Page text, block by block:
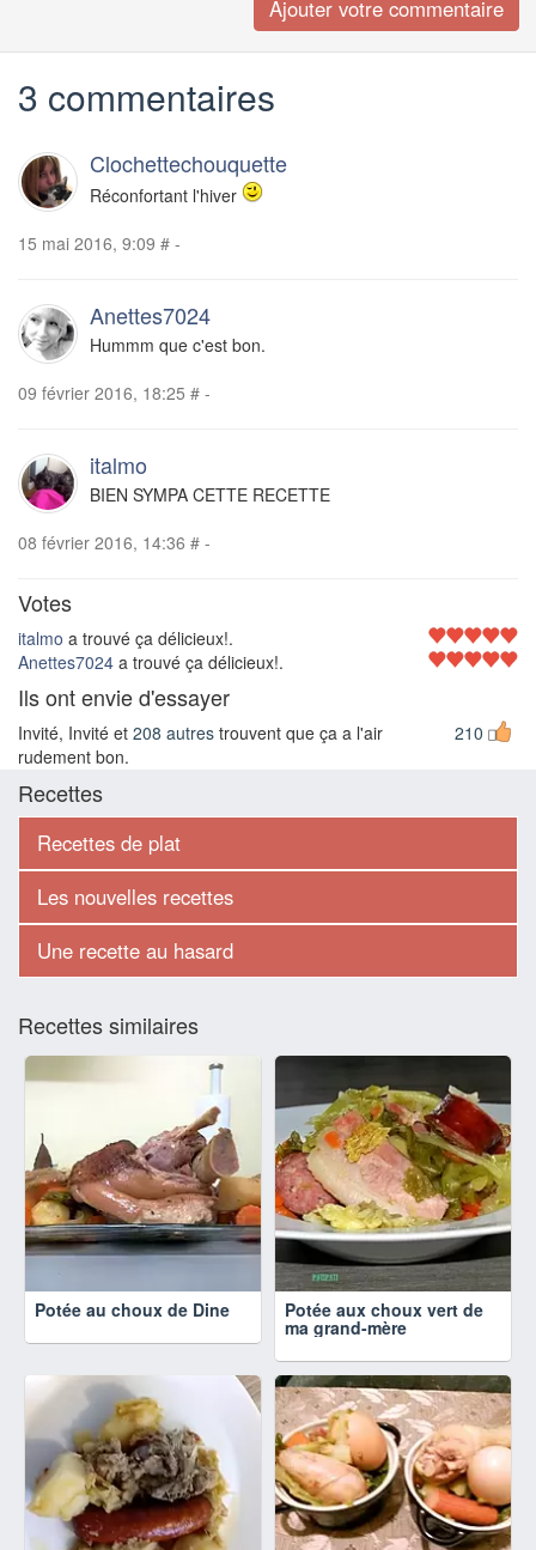
3 commentaires
Clochettechouquette
Réconfortant l'hiver
15 mai 2016, 9:09 # -
Anettes7024
Hummm que c'est bon.
09 février 2016, 18:25 # -
italmo
BIEN SYMPA CETTE RECETTE
08 février 2016, 14:36 # -
Votes
italmo a trouvé ça délicieux!.
Anettes7024 a trouvé ça délicieux!.
Ils ont envie d'essayer
210
Invité, Invité et 208 autres trouvent que ça a l'air
rudement bon.
Recettes
Recettes de plat
Les nouvelles recettes
Une recette au hasard
Recettes similaires
Potée au choux de Dine Potée aux choux vert de
ma grand-mère